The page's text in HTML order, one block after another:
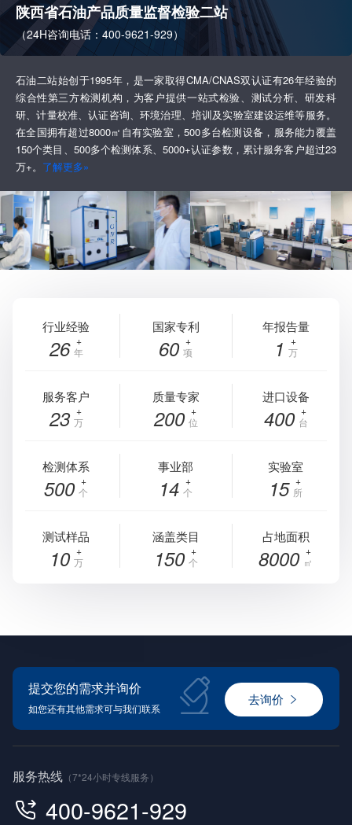
陕西省石油产品质量监督检验二站
（24H咨询电话：400-9621-929）
石油二站始创于1995年，是一家取得CMA/CNAS双认证有26年经验的
综合性第三方检测机构，为客户提供一站式检验、测试分析、研发科
研、计量校准、认证咨询、环境治理、培训及实验室建设运维等服务。
在全国拥有超过8000㎡自有实验室，500多台检测设备，服务能力覆盖
150个类目、500多个检测体系、5000+认证参数，累计服务客户超过23
万+。 了解更多»
行业经验
26 年
国家专利
60 项
年报告量
1 万
服务客户
23 万
质量专家
200 位
进口设备
400 台
检测体系
500 个
事业部
14 个
实验室
15 所
测试样品
10 万
涵盖类目
150 个
占地面积
8000 ㎡
提交您的需求并询价
如您还有其他需求可与我们联系
去询价
服务热线 （7*24小时专线服务）
400-9621-929